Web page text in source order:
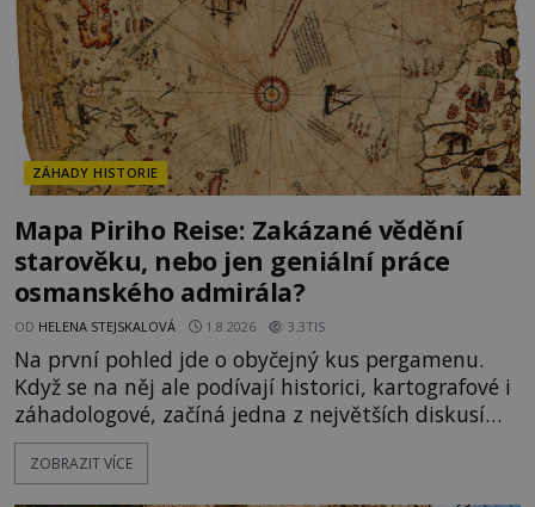
ZÁHADY HISTORIE
Mapa Piriho Reise: Zakázané vědění
starověku, nebo jen geniální práce
osmanského admirála?
OD HELENA STEJSKALOVÁ 1.8.2026 3.3TIS
Na první pohled jde o obyčejný kus pergamenu.
Když se na něj ale podívají historici, kartografové i
záhadologové, začíná jedna z největších diskusí
moderní historie. Osmanský admirál Piri Reis roku
1513 kreslí mapu světa, která překvapuje
ZOBRAZIT VÍCE